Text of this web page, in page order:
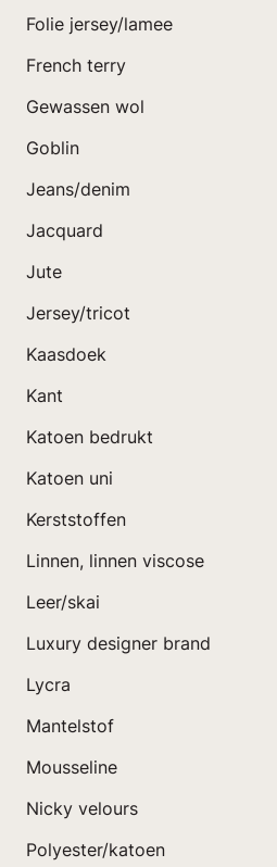
Folie jersey/lamee
French terry
Gewassen wol
Goblin
Jeans/denim
Jacquard
Jute
Jersey/tricot
Kaasdoek
Kant
Katoen bedrukt
Katoen uni
Kerststoffen
Linnen, linnen viscose
Leer/skai
Luxury designer brand
Lycra
Mantelstof
Mousseline
Nicky velours
Polyester/katoen